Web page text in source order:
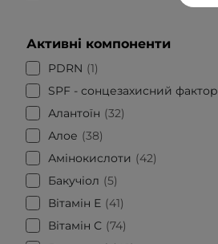
Активні компоненти
PDRN
1
SPF - сонцезахисний фактор
Алантоїн
32
Алое
38
Амінокислоти
42
Бакучіол
5
Вітамін Е
41
Вітамін С 74